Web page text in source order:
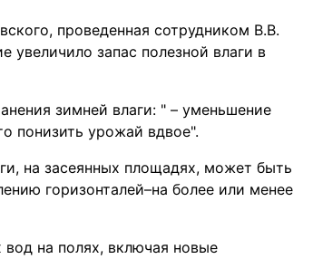
проведенная сотрудником В.В.
запас полезной влаги в
зимней влаги: " – уменьшение
понизить урожай вдвое".
на засеянных площадях, может быть
горизонталей–на более или менее
на полях, включая новые